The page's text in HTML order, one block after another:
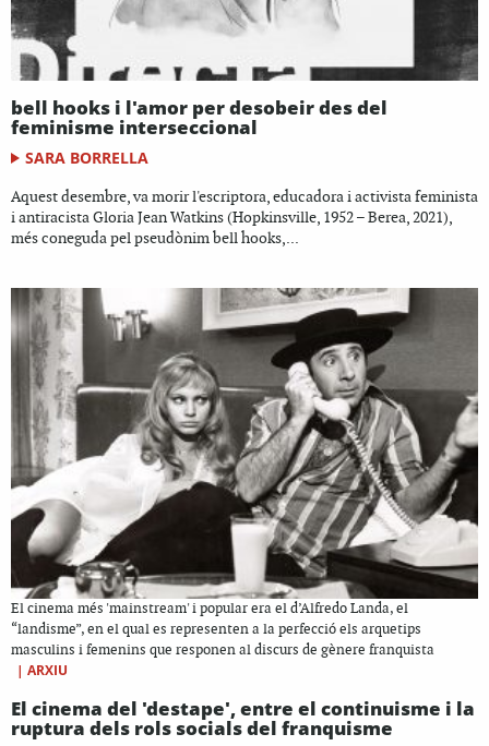
bell hooks i l'amor per desobeir des del
feminisme interseccional
SARA BORRELLA
Aquest desembre, va morir l'escriptora, educadora i activista feminista
i antiracista Gloria Jean Watkins (Hopkinsville, 1952 – Berea, 2021),
més coneguda pel pseudònim bell hooks,...
El cinema més 'mainstream' i popular era el d’Alfredo Landa, el
“landisme”, en el qual es representen a la perfecció els arquetips
masculins i femenins que responen al discurs de gènere franquista
| ARXIU
El cinema del 'destape', entre el continuisme i la
ruptura dels rols socials del franquisme